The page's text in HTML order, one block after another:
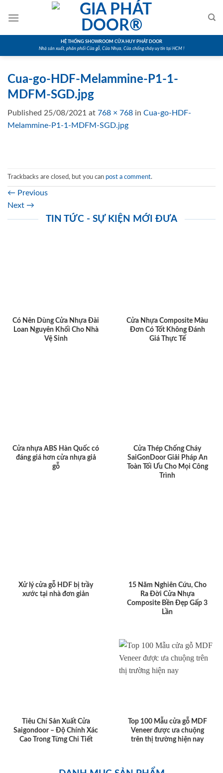
HỆ THỐNG SHOWROOM CỬA HUY PHÁT DOOR
Nhà sản xuất, phân phối Cửa gỗ, Cửa Nhựa, Cửa chống cháy uy tín tại HCM !
Cua-go-HDF-Melammine-P1-1-
MDFM-SGD.jpg
Published 25/08/2021 at 768 × 768 in Cua-go-HDF-
Melammine-P1-1-MDFM-SGD.jpg
Trackbacks are closed, but you can post a comment.
← Previous
Next →
TIN TỨC - SỰ KIỆN MỚI ĐƯA
Có Nên Dùng Cửa Nhựa Đài
Loan Nguyên Khối Cho Nhà
Vệ Sinh
Cửa Nhựa Composite Màu
Đơn Có Tốt Không Đánh
Giá Thực Tế
Cửa nhựa ABS Hàn Quốc có
đáng giá hơn cửa nhựa giả
gỗ
Cửa Thép Chống Cháy
SaiGonDoor Giải Pháp An
Toàn Tối Ưu Cho Mọi Công
Trình
Xử lý cửa gỗ HDF bị trầy
xước tại nhà đơn giản
15 Năm Nghiên Cứu, Cho
Ra Đời Cửa Nhựa
Composite Bền Đẹp Gấp 3
Lần
Tiêu Chí Sản Xuất Cửa
Saigondoor – Độ Chính Xác
Cao Trong Từng Chi Tiết
Top 100 Mẫu cửa gỗ MDF
Veneer được ưa chuộng
trên thị trường hiện nay